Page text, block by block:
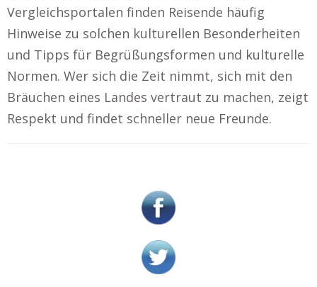
Vergleichsportalen finden Reisende häufig
Hinweise zu solchen kulturellen Besonderheiten
und Tipps für Begrüßungsformen und kulturelle
Normen. Wer sich die Zeit nimmt, sich mit den
Bräuchen eines Landes vertraut zu machen, zeigt
Respekt und findet schneller neue Freunde.